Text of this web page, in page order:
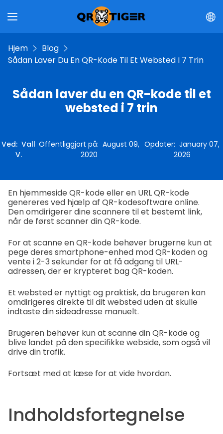
Hjem
Blog
Sådan Laver Du En QR-Kode Til Et Websted I 7 Trin
Sådan laver du en QR-kode til et
websted i 7 trin
Ved:Vall
V.
Offentliggjort på: August 09,
2020
Opdater:January 07,
2026
En hjemmeside QR-kode eller en URL QR-kode
genereres ved hjælp af QR-kodesoftware online.
Den omdirigerer dine scannere til et bestemt link,
når de først scanner din QR-kode.
For at scanne en QR-kode behøver brugerne kun at
pege deres smartphone-enhed mod QR-koden og
vente i 2-3 sekunder for at få adgang til URL-
adressen, der er krypteret bag QR-koden.
Et websted er nyttigt og praktisk, da brugeren kan
omdirigeres direkte til dit websted uden at skulle
indtaste din sideadresse manuelt.
Brugeren behøver kun at scanne din QR-kode og
blive landet på den specifikke webside, som også vil
drive din trafik.
Fortsæt med at læse for at vide hvordan.
Indholdsfortegnelse